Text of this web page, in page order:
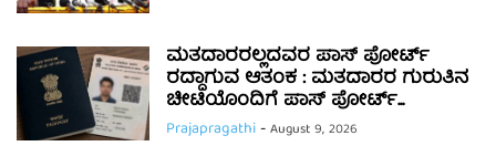
ಮತದಾರರಲ್ಲದವರ ಪಾಸ್ ಪೋರ್ಟ್
ರದ್ದಾಗುವ ಆತಂಕ : ಮತದಾರರ ಗುರುತಿನ
ಚೀಟಿಯೊಂದಿಗೆ ಪಾಸ್ ಪೋರ್ಟ್...
Prajapragathi-August 9, 2026